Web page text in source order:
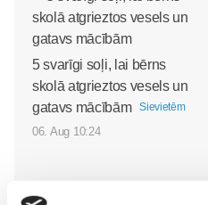
5 svarīgi soļi, lai bērns
skolā atgrieztos vesels un
gatavs mācībām
Sievietēm
06. Aug 10:24